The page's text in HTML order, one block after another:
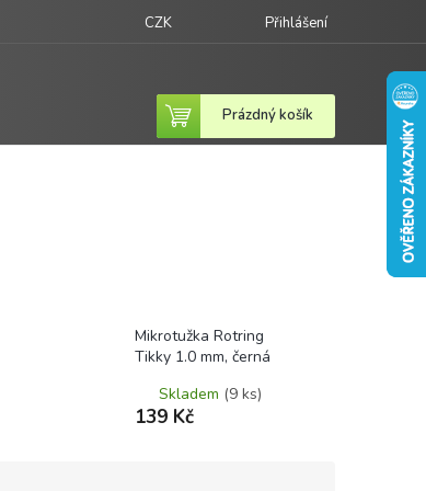
CZK Přihlášení
Nákupní
košík
Prázdný košík
Mikrotužka Rotring
Tikky 1.0 mm, černá
Skladem (9 ks)
139 Kč